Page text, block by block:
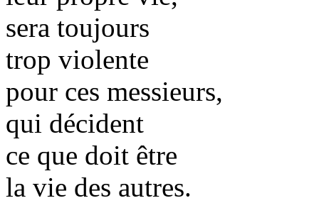
sera toujours
trop violente
pour ces messieurs,
qui décident
ce que doit être
la vie des autres.